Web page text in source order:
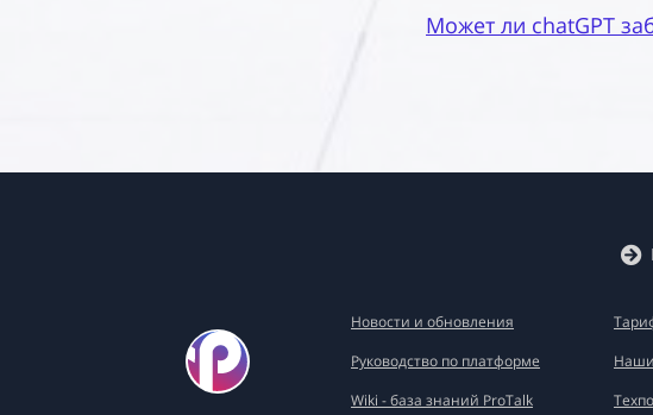
Может ли chatGPT
Новости и обновления
Руководство по платформе
Wiki - база знаний ProTalk